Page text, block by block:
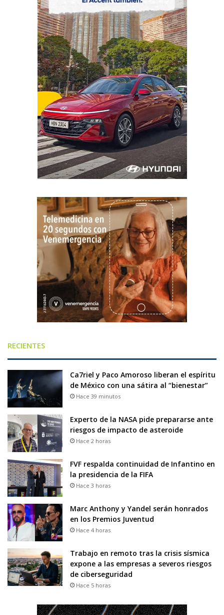
RECIENTES
Ca7riel y Paco Amoroso liberan el espíritu
de México con una sátira al “bienestar”
Hace 39 minutos
Experto de la NASA pide prepararse ante
riesgos de impacto de asteroide
Hace 2 horas
FVF respalda continuidad de Infantino en
la presidencia de la FIFA
Hace 3 horas
Marc Anthony y Yandel serán honrados
en los Premios Juventud
Hace 4 horas
Trabajo en remoto tras la crisis sísmica
expone a las empresas a severos riesgos
de ciberseguridad
Hace 5 horas